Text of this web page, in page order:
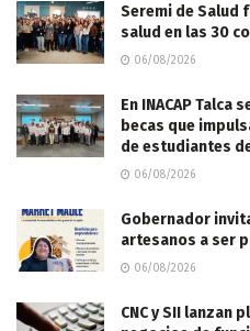
Seremi de Salud
salud en las 30
06/08/2026
En INACAP
becas que
de estudiantes
06/08/2026
Gobernador
artesanos a ser
06/08/2026
CNC y SII lanzan